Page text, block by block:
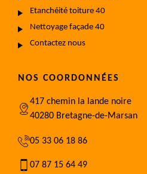
Etanchéité toiture 40
Nettoyage façade 40
Contactez nous
NOS COORDONNÉES
417 chemin la lande noire
40280 Bretagne-de-Marsan
05 33 06 18 86
07 87 15 64 49